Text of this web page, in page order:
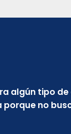
algún tipo
no